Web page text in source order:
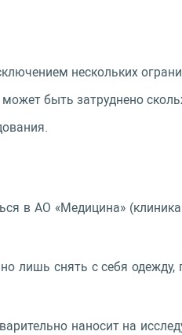
нескольких
быть затруднено
в АО «Медицина»
лишь снять с себя
наносит на